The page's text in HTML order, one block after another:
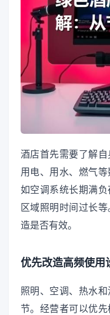
酒店首先需要了解
用电、用水、燃气
如空调系统长期满
区域照明时间过长
造是否有效。
优先改造高频使用
照明、空调、热水
节。经营者可以优